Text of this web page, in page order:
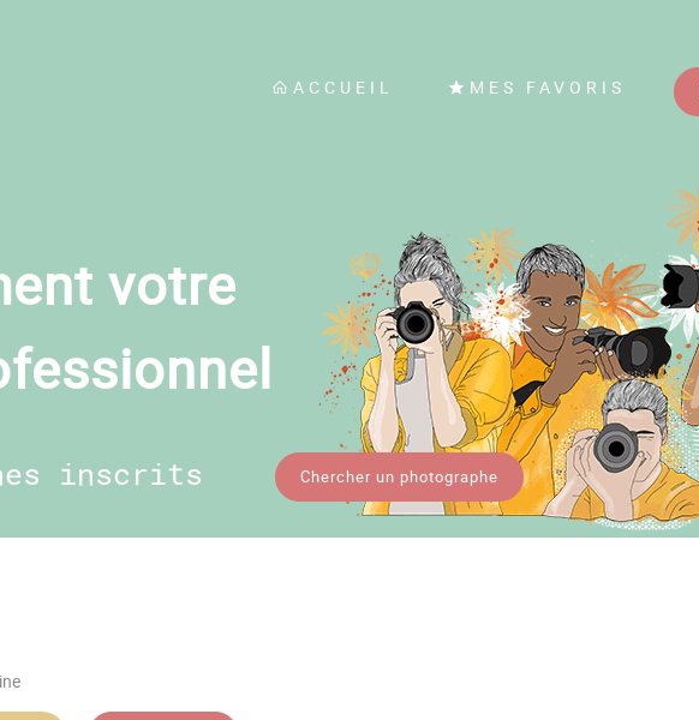
ACCUEIL MES FAVORIS
votre
inscrits Chercher un photographe